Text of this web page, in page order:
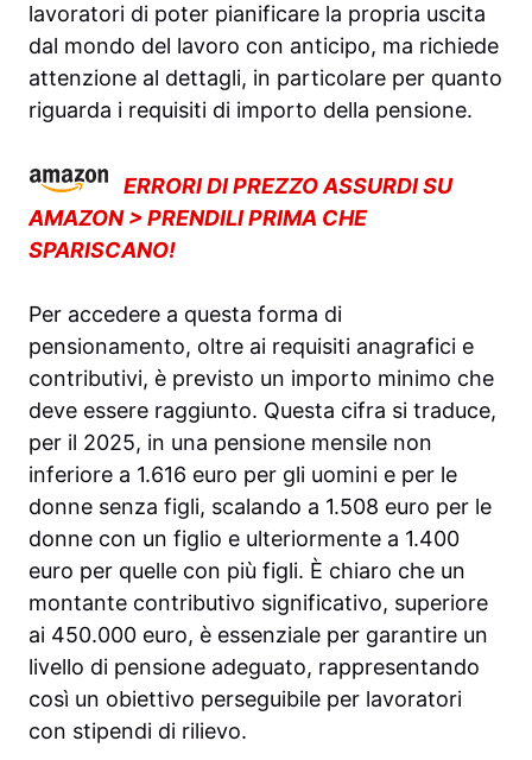
lavoratori di poter pianificare la propria uscita
dal mondo del lavoro con anticipo, ma richiede
attenzione al dettagli, in particolare per quanto
riguarda i requisiti di importo della pensione.
ERRORI DI PREZZO ASSURDI SU
AMAZON > PRENDILI PRIMA CHE
SPARISCANO!
Per accedere a questa forma di
pensionamento, oltre ai requisiti anagrafici e
contributivi, è previsto un importo minimo che
deve essere raggiunto. Questa cifra si traduce,
per il 2025, in una pensione mensile non
inferiore a 1.616 euro per gli uomini e per le
donne senza figli, scalando a 1.508 euro per le
donne con un figlio e ulteriormente a 1.400
euro per quelle con più figli. È chiaro che un
montante contributivo significativo, superiore
ai 450.000 euro, è essenziale per garantire un
livello di pensione adeguato, rappresentando
così un obiettivo perseguibile per lavoratori
con stipendi di rilievo.